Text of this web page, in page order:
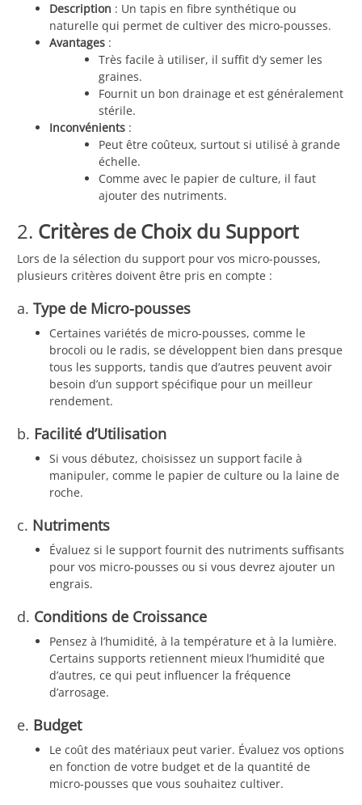
Description : Un tapis en fibre synthétique ou
naturelle qui permet de cultiver des micro-pousses.
Avantages :
Très facile à utiliser, il suffit d’y semer les
graines.
Fournit un bon drainage et est généralement
stérile.
Inconvénients :
Peut être coûteux, surtout si utilisé à grande
échelle.
Comme avec le papier de culture, il faut
ajouter des nutriments.
2. Critères de Choix du Support
Lors de la sélection du support pour vos micro-pousses,
plusieurs critères doivent être pris en compte :
a. Type de Micro-pousses
Certaines variétés de micro-pousses, comme le
brocoli ou le radis, se développent bien dans presque
tous les supports, tandis que d’autres peuvent avoir
besoin d’un support spécifique pour un meilleur
rendement.
b. Facilité d’Utilisation
Si vous débutez, choisissez un support facile à
manipuler, comme le papier de culture ou la laine de
roche.
c. Nutriments
Évaluez si le support fournit des nutriments suffisants
pour vos micro-pousses ou si vous devrez ajouter un
engrais.
d. Conditions de Croissance
Pensez à l’humidité, à la température et à la lumière.
Certains supports retiennent mieux l’humidité que
d’autres, ce qui peut influencer la fréquence
d’arrosage.
e. Budget
Le coût des matériaux peut varier. Évaluez vos options
en fonction de votre budget et de la quantité de
micro-pousses que vous souhaitez cultiver.